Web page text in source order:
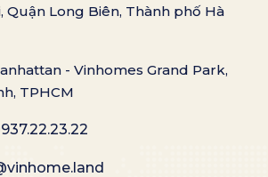
Quận Long Biên, Thành phố Hà
- Vinhomes Grand Park,
TPHCM